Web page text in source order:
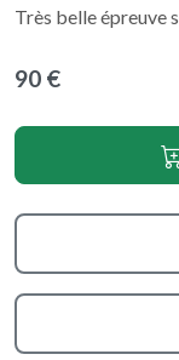
Très belle épreuve
90 €